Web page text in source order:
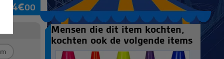
14€00
Mensen die dit item kochten,
kochten ook de volgende items